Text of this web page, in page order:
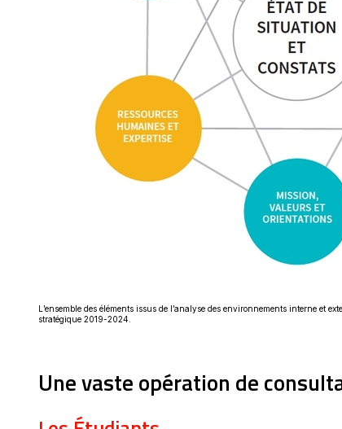
L’ensemble des éléments issus de l’analyse des environnements interne et
stratégique 2019-2024.
Une vaste opération de